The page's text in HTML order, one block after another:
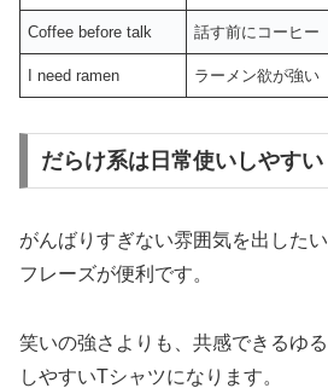
Coffee before talk 話す前にコーヒー
I need ramen ラーメン欲が強い
だらけ系は日常使いしやすい
がんばりすぎない雰囲気を出した
フレーズが便利です。
笑いの強さよりも、共感できるゆ
しやすいTシャツになります。